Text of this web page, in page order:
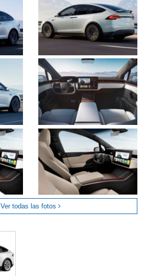
Ver todas las fotos